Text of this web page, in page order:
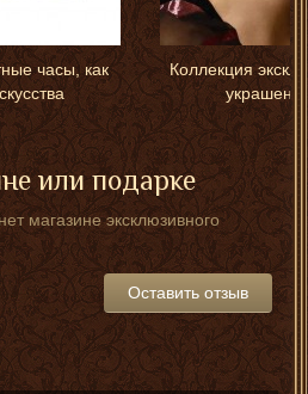
часы, как
Коллекция
или подарке
магазине эксклюзивного
Оставить отзыв